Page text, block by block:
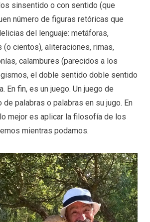
sinsentido o con sentido (que
número de figuras retóricas que
del lenguaje: metáforas,
(o cientos), aliteraciones, rimas,
calambures (parecidos a los
el doble sentido doble sentido
En fin, es un juego. Un juego de
de palabras o palabras en su jugo. En
mejor es aplicar la filosofía de los
mientras podamos.